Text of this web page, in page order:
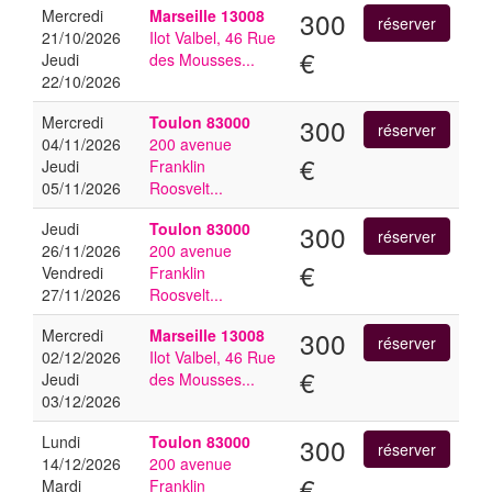
Mercredi
21/10/2026
Jeudi
22/10/2026
Marseille 13008
Ilot Valbel, 46 Rue
des Mousses...
300
€
Mercredi
04/11/2026
Jeudi
05/11/2026
Toulon 83000
200 avenue
Franklin
Roosvelt...
300
€
Jeudi
26/11/2026
Vendredi
27/11/2026
Toulon 83000
200 avenue
Franklin
Roosvelt...
300
€
Mercredi
02/12/2026
Jeudi
03/12/2026
Marseille 13008
Ilot Valbel, 46 Rue
des Mousses...
300
€
Lundi
14/12/2026
Mardi
Toulon 83000
200 avenue
Franklin
300